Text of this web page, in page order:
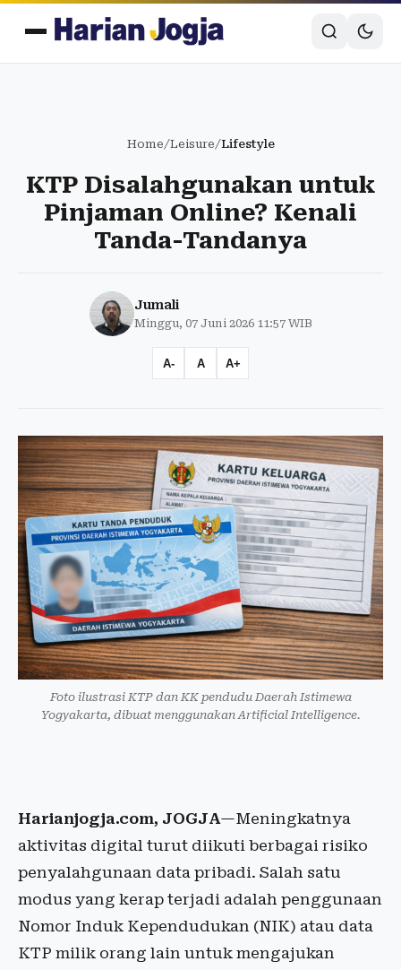
Home/Leisure/Lifestyle
KTP Disalahgunakan untuk
Pinjaman Online? Kenali
Tanda-Tandanya
Jumali
Minggu, 07 Juni 2026 11:57 WIB
A- A A+
Foto ilustrasi KTP dan KK pendudu Daerah Istimewa
Yogyakarta, dibuat menggunakan Artificial Intelligence.
Harianjogja.com, JOGJA—Meningkatnya
aktivitas digital turut diikuti berbagai risiko
penyalahgunaan data pribadi. Salah satu
modus yang kerap terjadi adalah penggunaan
Nomor Induk Kependudukan (NIK) atau data
KTP milik orang lain untuk mengajukan